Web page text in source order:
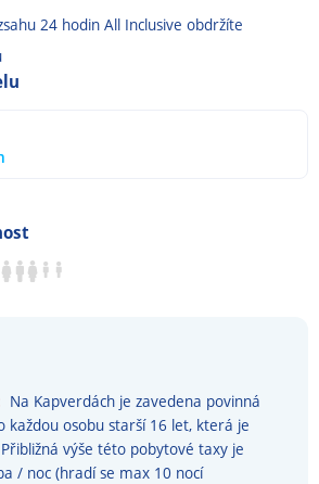
24 hodin All Inclusive obdržíte
Na Kapverdách je zavedena povinná
každou osobu starší 16 let, která je
výše této pobytové taxy je
/ noc (hradí se max 10 nocí